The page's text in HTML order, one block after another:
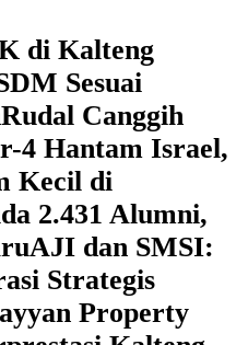
di Kalteng
Sesuai
Rudal Canggih
4 Hantam Israel,
Kecil di
2.431 Alumni,
AJI dan SMSI:
Strategis
Property